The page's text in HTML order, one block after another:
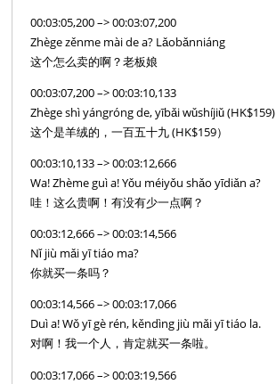
00:03:05,200 –> 00:03:07,200
Zhège zěnme mài de a? Lǎobǎnniáng
这个怎么卖的啊？老板娘
00:03:07,200 –> 00:03:10,133
Zhège shì yángróng de, yībǎi wǔshíjiǔ (HK$159)
这个是羊绒的，一百五十九 (HK$159）
00:03:10,133 –> 00:03:12,666
Wa! Zhème guì a! Yǒu méiyǒu shǎo yīdiǎn a?
哇！这么贵啊！有没有少一点啊？
00:03:12,666 –> 00:03:14,566
Nǐ jiù mǎi yī tiáo ma?
你就买一条吗？
00:03:14,566 –> 00:03:17,066
Duì a! Wǒ yī gè rén, kěndìng jiù mǎi yī tiáo la.
对啊！我一个人，肯定就买一条啦。
00:03:17,066 –> 00:03:19,566